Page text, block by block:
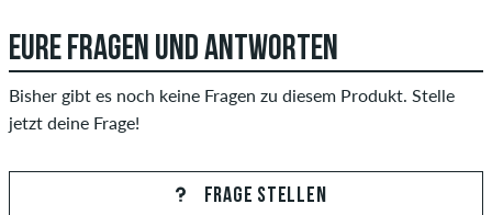
EURE FRAGEN UND ANTWORTEN
Bisher gibt es noch keine Fragen zu diesem Produkt. Stelle
jetzt deine Frage!
FRAGE STELLEN